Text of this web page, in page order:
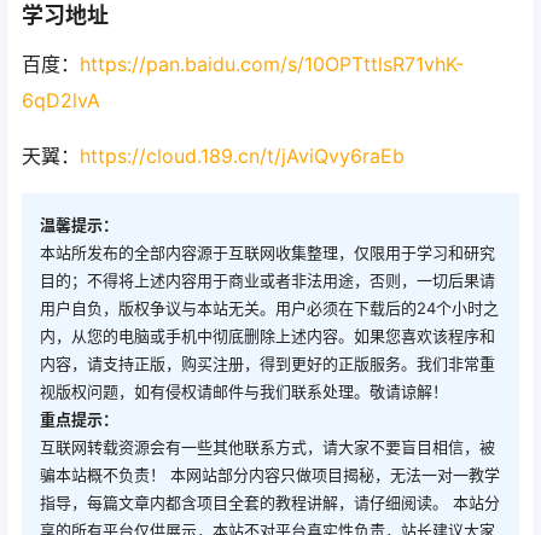
学习地址
百度： https://pan.baidu.com/s/10OPTttlsR71vhK-
6qD2lvA
天翼： https://cloud.189.cn/t/jAviQvy6raEb
温馨提示：
本站所发布的全部内容源于互联网收集整理，仅限用于学习和研究
目的；不得将上述内容用于商业或者非法用途，否则，一切后果请
用户自负，版权争议与本站无关。用户必须在下载后的24个小时之
内，从您的电脑或手机中彻底删除上述内容。如果您喜欢该程序和
内容，请支持正版，购买注册，得到更好的正版服务。我们非常重
视版权问题，如有侵权请邮件与我们联系处理。敬请谅解！
重点提示：
互联网转载资源会有一些其他联系方式，请大家不要盲目相信，被
骗本站概不负责！ 本网站部分内容只做项目揭秘，无法一对一教学
指导，每篇文章内都含项目全套的教程讲解，请仔细阅读。 本站分
享的所有平台仅供展示，本站不对平台真实性负责，站长建议大家